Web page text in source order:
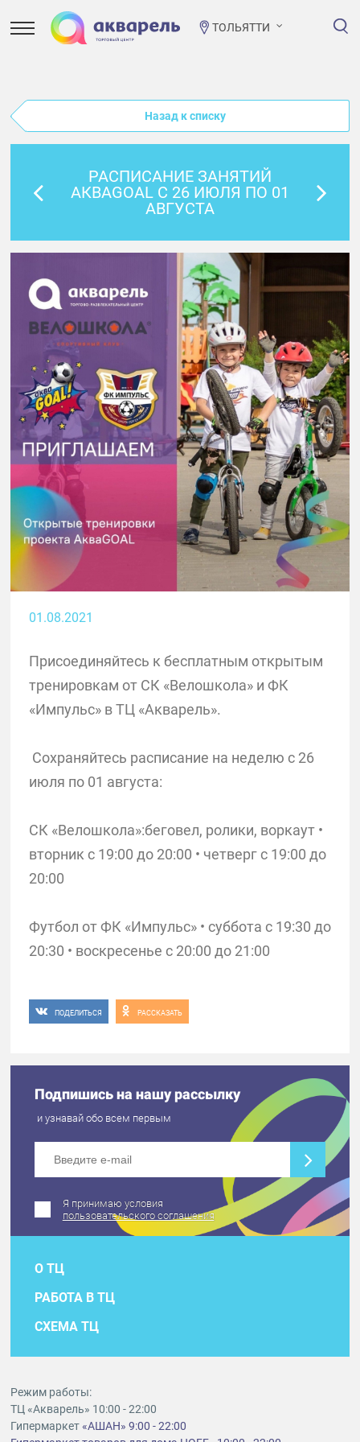
ТОЛЬЯТТИ
Назад к списку
РАСПИСАНИЕ ЗАНЯТИЙ
АКВАGOAL С 26 ИЮЛЯ ПО 01
АВГУСТА
01.08.2021
Присоединяйтесь к бесплатным открытым
тренировкам от СК «Велошкола» и ФК
«Импульс» в ТЦ «Акварель».
Сохраняйтесь расписание на неделю с 26
июля по 01 августа:
СК «Велошкола»:беговел, ролики, воркаут •
вторник с 19:00 до 20:00 • четверг с 19:00 до
20:00
Футбол от ФК «Импульс» • суббота с 19:30 до
20:30 • воскресенье с 20:00 до 21:00
ПОДЕЛИТЬСЯ РАССКАЗАТЬ
Подпишись на нашу рассылку
и узнавай обо всем первым
Я принимаю условия
пользовательского соглашения
О ТЦ
РАБОТА В ТЦ
СХЕМА ТЦ
Режим работы:
ТЦ «Акварель» 10:00 - 22:00
Гипермаркет«АШАН» 9:00 - 22:00